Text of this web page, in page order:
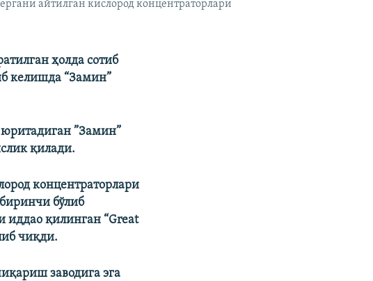
айтилган кислород концентраторлари
ҳолда сотиб
келишда “Замин”
юритадиган ”Замин”
қилади.
концентраторлари
бўлиб
иддао қилинган “Great
чиқди.
заводига эга